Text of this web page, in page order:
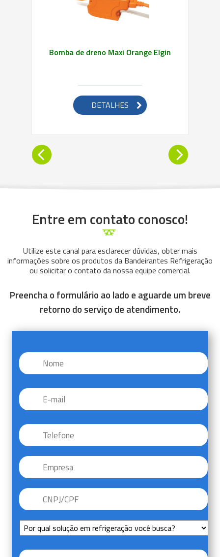
Bomba de dreno Maxi Orange Elgin
DETALHES
Entre em contato conosco!
Utilize este canal para esclarecer dúvidas, obter mais
informações sobre os produtos da Bandeirantes Refrigeração
ou solicitar o contato da nossa equipe comercial.
Preencha o formulário ao lado e aguarde um breve
retorno do serviço de atendimento.
Nome *
E-
mail
Telefone *
Empresa
CNPJ/CPF
Sem
Título
Mensagem *